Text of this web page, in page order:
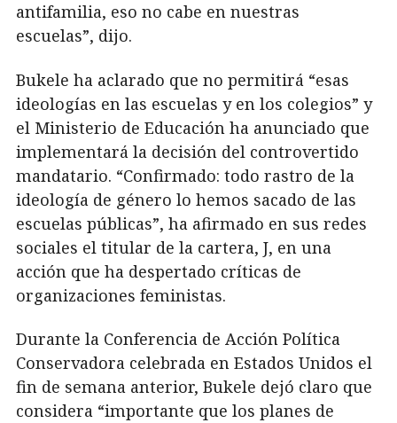
antifamilia, eso no cabe en nuestras
escuelas”, dijo.
Bukele ha aclarado que no permitirá “esas
ideologías en las escuelas y en los colegios” y
el Ministerio de Educación ha anunciado que
implementará la decisión del controvertido
mandatario. “Confirmado: todo rastro de la
ideología de género lo hemos sacado de las
escuelas públicas”, ha afirmado en sus redes
sociales el titular de la cartera, J, en una
acción que ha despertado críticas de
organizaciones feministas.
Durante la Conferencia de Acción Política
Conservadora celebrada en Estados Unidos el
fin de semana anterior, Bukele dejó claro que
considera “importante que los planes de